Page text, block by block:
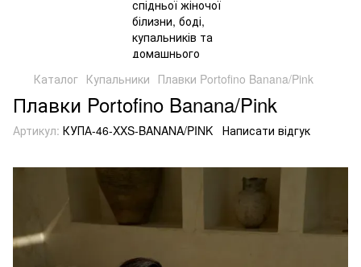
Каталог Купальники Плавки Portofino Banana/Pink
Плавки Portofino Banana/Pink
Артикул: КУПА-46-XXS-BANANA/PINK Написати відгук